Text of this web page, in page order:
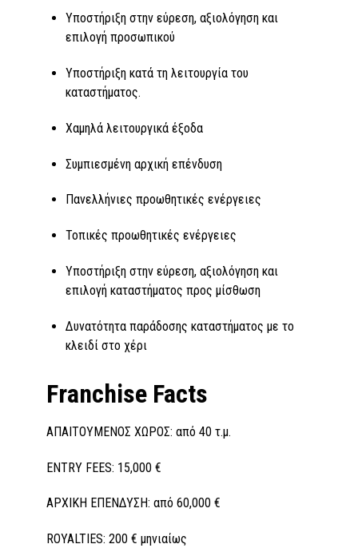
Υποστήριξη στην εύρεση, αξιολόγηση και
επιλογή προσωπικού
Υποστήριξη κατά τη λειτουργία του
καταστήματος.
Χαμηλά λειτουργικά έξοδα
Συμπιεσμένη αρχική επένδυση
Πανελλήνιες προωθητικές ενέργειες
Τοπικές προωθητικές ενέργειες
Υποστήριξη στην εύρεση, αξιολόγηση και
επιλογή καταστήματος προς μίσθωση
Δυνατότητα παράδοσης καταστήματος με το
κλειδί στο χέρι
Franchise Facts
ΑΠΑΙΤΟΥΜΕΝΟΣ ΧΩΡΟΣ: από 40 τ.μ.
ENTRY FEES: 15,000 €
ΑΡΧΙΚΗ ΕΠΕΝΔΥΣΗ: από 60,000 €
ROYALTIES: 200 € μηνιαίως